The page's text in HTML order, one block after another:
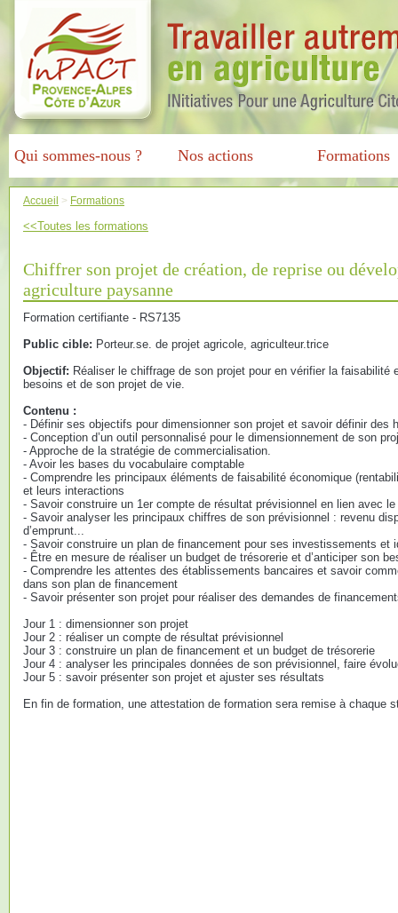
Qui sommes-nous ? Nos actions Formations
Accueil > Formations
<<Toutes les formations
Chiffrer son projet de création, de reprise ou
agriculture paysanne
Formation certifiante - RS7135
Public cible: Porteur.se. de projet agricole, agriculteur.trice
Objectif: Réaliser le chiffrage de son projet pour en vérifier la faisabilité
besoins et de son projet de vie.
Contenu :
- Définir ses objectifs pour dimensionner son projet et savoir définir des
- Conception d’un outil personnalisé pour le dimensionnement de son
- Approche de la stratégie de commercialisation.
- Avoir les bases du vocabulaire comptable
- Comprendre les principaux éléments de faisabilité économique
et leurs interactions
- Savoir construire un 1er compte de résultat prévisionnel en lien avec
- Savoir analyser les principaux chiffres de son prévisionnel : revenu
d’emprunt...
- Savoir construire un plan de financement pour ses investissements et
- Être en mesure de réaliser un budget de trésorerie et d’anticiper son
- Comprendre les attentes des établissements bancaires et savoir
dans son plan de financement
- Savoir présenter son projet pour réaliser des demandes de
Jour 1 : dimensionner son projet
Jour 2 : réaliser un compte de résultat prévisionnel
Jour 3 : construire un plan de financement et un budget de trésorerie
Jour 4 : analyser les principales données de son prévisionnel, faire
Jour 5 : savoir présenter son projet et ajuster ses résultats
En fin de formation, une attestation de formation sera remise à chaque